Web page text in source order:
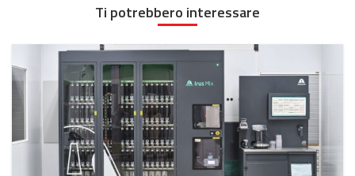
Ti potrebbero interessare